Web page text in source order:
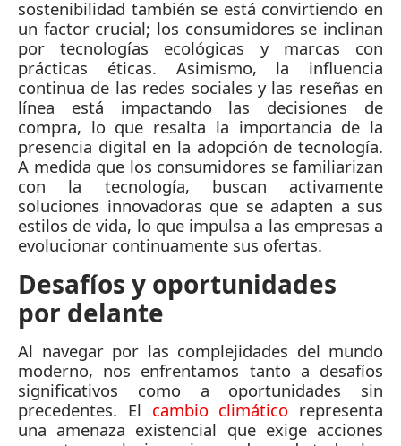
sostenibilidad también se está convirtiendo en
un factor crucial; los consumidores se inclinan
por tecnologías ecológicas y marcas con
prácticas éticas. Asimismo, la influencia
continua de las redes sociales y las reseñas en
línea está impactando las decisiones de
compra, lo que resalta la importancia de la
presencia digital en la adopción de tecnología.
A medida que los consumidores se familiarizan
con la tecnología, buscan activamente
soluciones innovadoras que se adapten a sus
estilos de vida, lo que impulsa a las empresas a
evolucionar continuamente sus ofertas.
Desafíos y oportunidades
por delante
Al navegar por las complejidades del mundo
moderno, nos enfrentamos tanto a desafíos
significativos como a oportunidades sin
precedentes. El cambio climático representa
una amenaza existencial que exige acciones